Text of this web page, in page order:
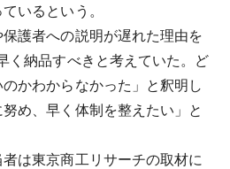
いるという。
護者への説明が遅れた理由を
く納品すべきと考えていた。ど
かわからなかった」と釈明し
め、早く体制を整えたい」と
は東京商工リサーチの取材に